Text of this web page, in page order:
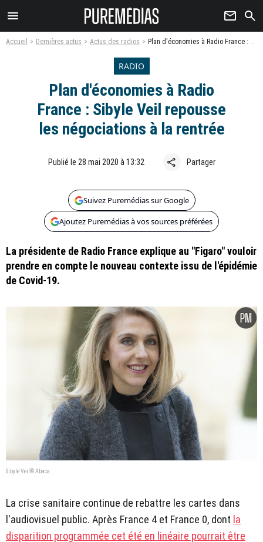
menu newsletter search
Accueil Dernières actus Actus des radios Plan d'économies à Radio France : Sibyle Veil repousse les négociations à la rentrée
RADIO
Plan d'économies à Radio
France : Sibyle Veil repousse
les négociations à la rentrée
Publié le 28 mai 2020 à 13:32 share Partager
Suivez Puremédias sur Google
Ajoutez Puremédias à vos sources préférées
La présidente de Radio France explique au "Figaro" vouloir
prendre en compte le nouveau contexte issu de l'épidémie
de Covid-19.
Sibyle Veil© Abaca
La crise sanitaire continue de rebattre les cartes dans
l'audiovisuel public. Après France 4 et France 0, dont la
disparition programmée cet été en linéaire pourrait être